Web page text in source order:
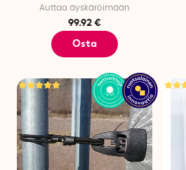
Auttaa äyskäröimään
99.92 €
Osta